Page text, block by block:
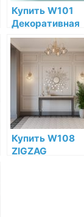
Купить W101
Декоративная
панель
Orac Decor
Полиуретан
Decor по
цене в
магазине
Купить W108
ZIGZAG